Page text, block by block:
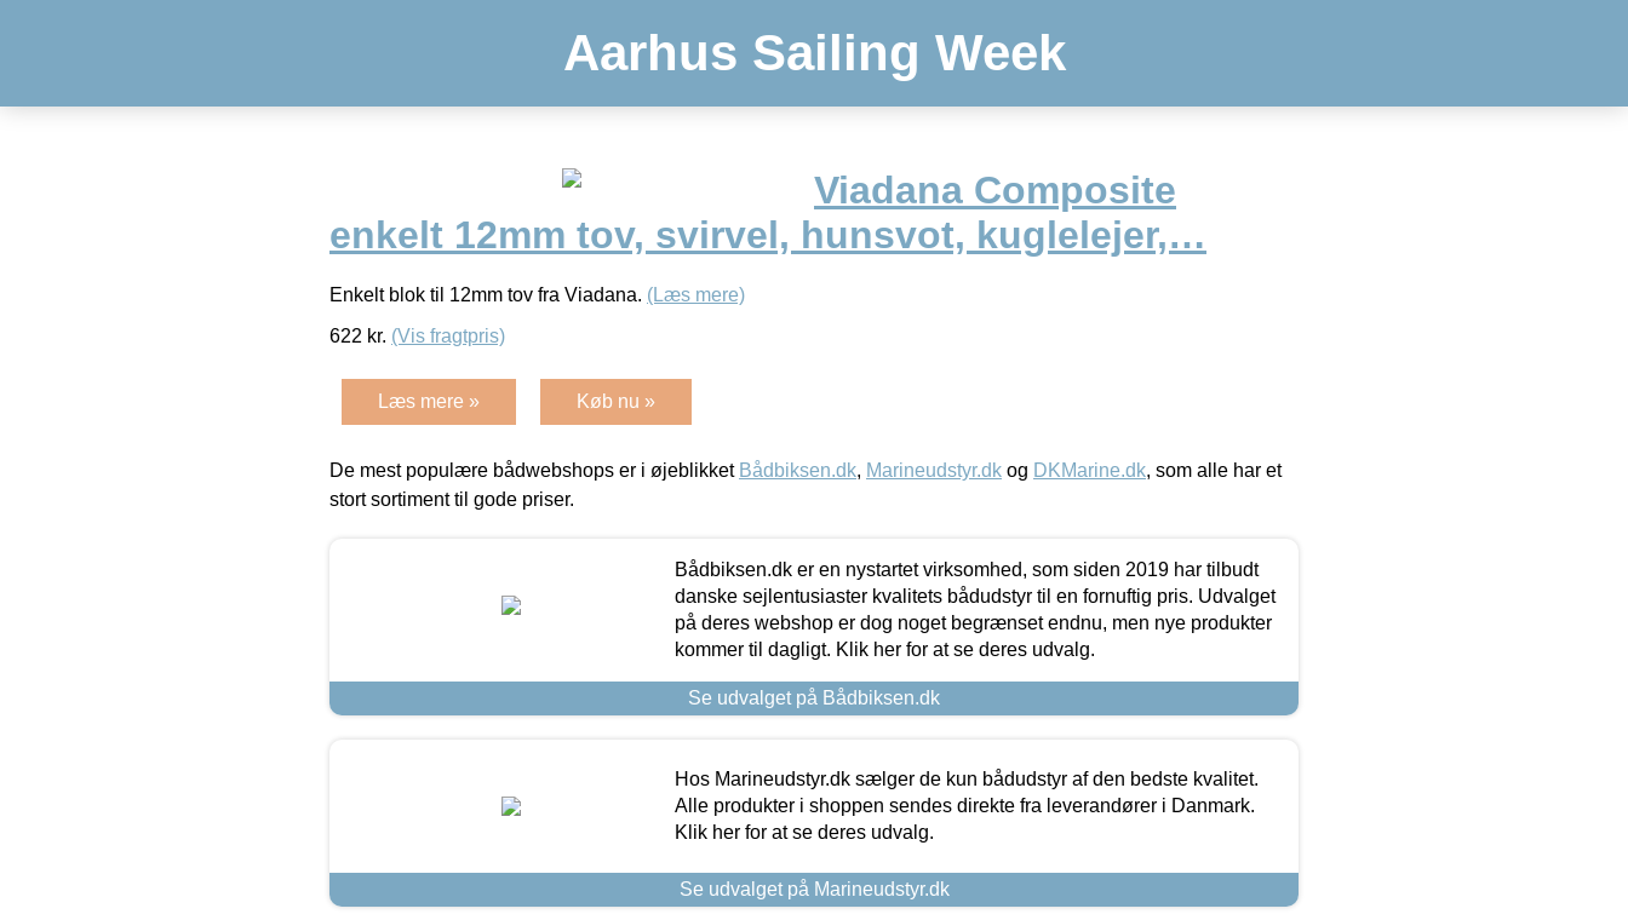
Aarhus Sailing Week
Viadana Composite
enkelt 12mm tov, svirvel, hunsvot, kuglelejer,…
Enkelt blok til 12mm tov fra Viadana. (Læs mere)
622 kr. (Vis fragtpris)
Læs mere » Køb nu »
De mest populære bådwebshops er i øjeblikket Bådbiksen.dk, Marineudstyr.dk og DKMarine.dk, som alle har et
stort sortiment til gode priser.
Bådbiksen.dk er en nystartet virksomhed, som siden 2019 har tilbudt
danske sejlentusiaster kvalitets bådudstyr til en fornuftig pris. Udvalget
på deres webshop er dog noget begrænset endnu, men nye produkter
kommer til dagligt. Klik her for at se deres udvalg.
Se udvalget på Bådbiksen.dk
Hos Marineudstyr.dk sælger de kun bådudstyr af den bedste kvalitet.
Alle produkter i shoppen sendes direkte fra leverandører i Danmark.
Klik her for at se deres udvalg.
Se udvalget på Marineudstyr.dk